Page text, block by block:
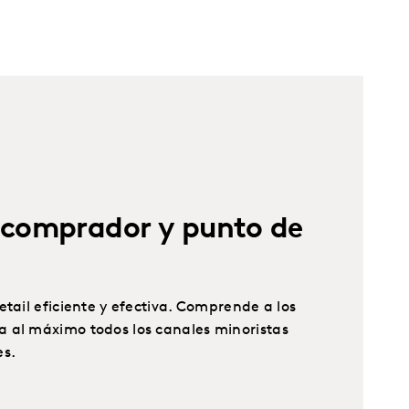
y punto de
eficiente y efectiva. Comprende a los
al máximo todos los canales minoristas